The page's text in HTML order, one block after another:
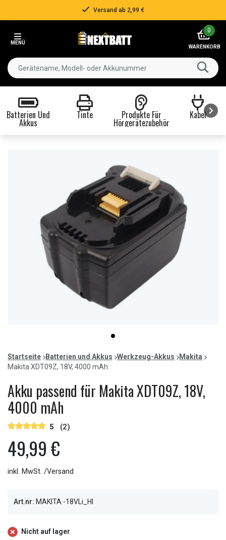
Versand ab 2,99 €
MENÜ
0
WARENKORB
Batterien Und
Akkus
Tinte Produkte Für
Hörgerätezubehör
Kabel
item
0
of
1
Startseite Batterien und Akkus Werkzeug-Akkus
Makita
Makita XDT09Z, 18V, 4000 mAh
Akku passend für Makita XDT09Z, 18V,
4000 mAh
5 (2)
49,99 €
inkl. MwSt. /Versand
Art.nr: MAKITA -18VLi_HI
Nicht auf lager